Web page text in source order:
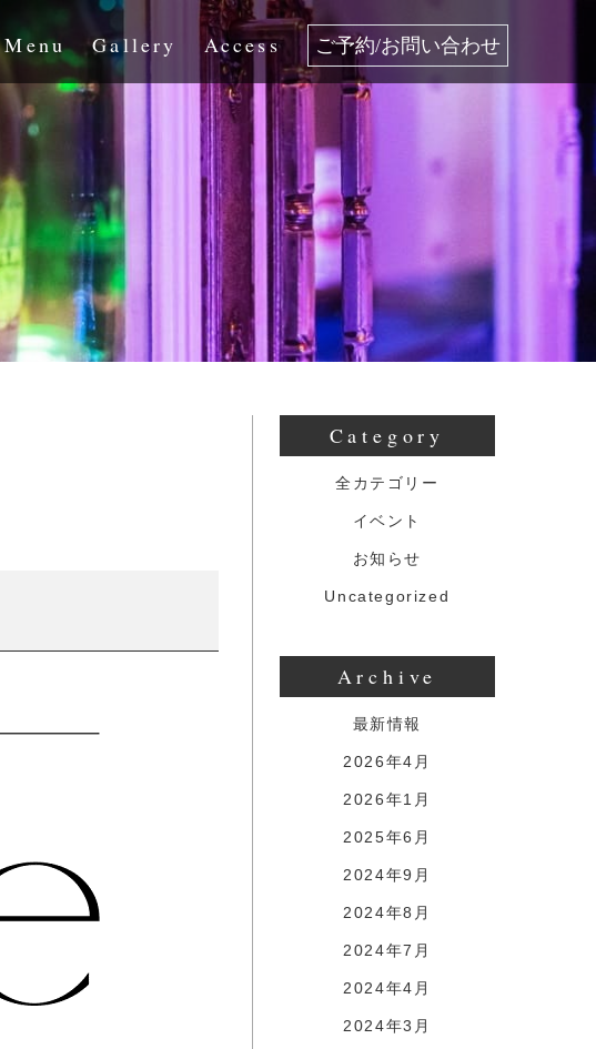
Menu Gallery Access ご予約/お問い合わせ
Category
全カテゴリー
イベント
お知らせ
Uncategorized
Archive
最新情報
2026年4月
2026年1月
2025年6月
2024年9月
2024年8月
2024年7月
2024年4月
2024年3月